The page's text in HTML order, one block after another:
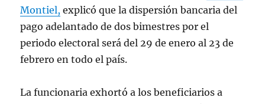
Montiel, explicó que la dispersión bancaria del
pago adelantado de dos bimestres por el
periodo electoral será del 29 de enero al 23 de
febrero en todo el país.
La funcionaria exhortó a los beneficiarios a